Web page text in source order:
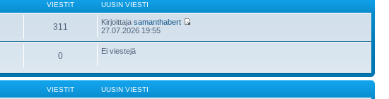
VIESTIT UUSIN VIESTI
311 Kirjoittajasamanthabert
27.07.2026 19:55
0 Ei viestejä
VIESTIT UUSIN VIESTI